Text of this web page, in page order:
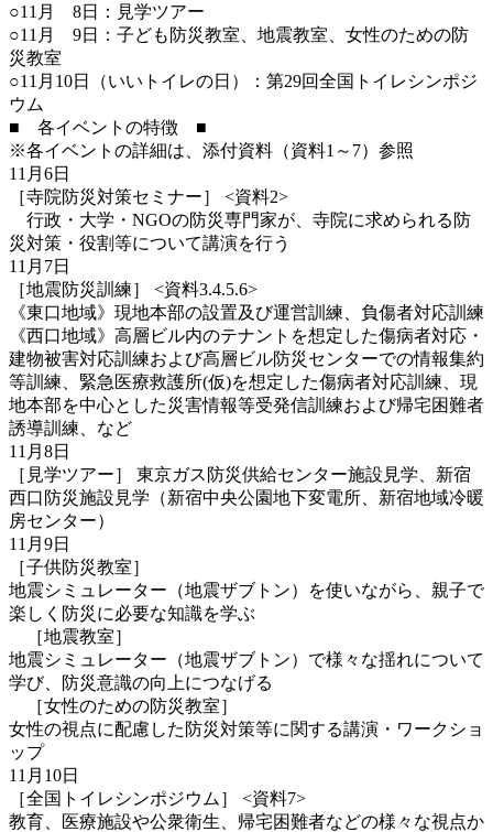
○11月 8日：見学ツアー
○11月 9日：子ども防災教室、地震教室、女性のための防
災教室
○11月10日（いいトイレの日）：第29回全国トイレシンポジ
ウム
■ 各イベントの特徴 ■
※各イベントの詳細は、添付資料（資料1～7）参照
11月6日
［寺院防災対策セミナー］ <資料2>
行政・大学・NGOの防災専門家が、寺院に求められる防
災対策・役割等について講演を行う
11月7日
［地震防災訓練］ <資料3.4.5.6>
《東口地域》現地本部の設置及び運営訓練、負傷者対応訓練
《西口地域》高層ビル内のテナントを想定した傷病者対応・
建物被害対応訓練および高層ビル防災センターでの情報集約
等訓練、緊急医療救護所(仮)を想定した傷病者対応訓練、現
地本部を中心とした災害情報等受発信訓練および帰宅困難者
誘導訓練、など
11月8日
［見学ツアー］ 東京ガス防災供給センター施設見学、新宿
西口防災施設見学（新宿中央公園地下変電所、新宿地域冷暖
房センター）
11月9日
［子供防災教室］
地震シミュレーター（地震ザブトン）を使いながら、親子で
楽しく防災に必要な知識を学ぶ
［地震教室］
地震シミュレーター（地震ザブトン）で様々な揺れについて
学び、防災意識の向上につなげる
［女性のための防災教室］
女性の視点に配慮した防災対策等に関する講演・ワークショ
ップ
11月10日
［全国トイレシンポジウム］ <資料7>
教育、医療施設や公衆衛生、帰宅困難者などの様々な視点か